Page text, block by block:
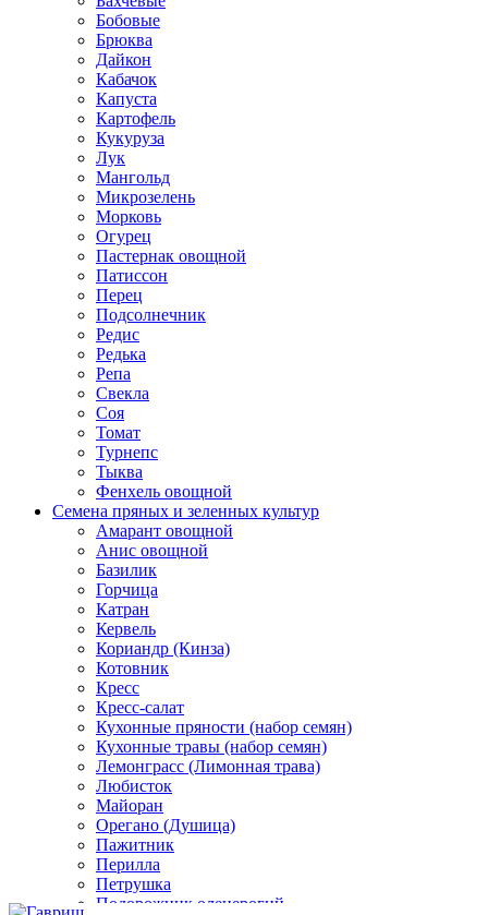
Бобовые
Брюква
Дайкон
Кабачок
Капуста
Картофель
Кукуруза
Лук
Мангольд
Микрозелень
Морковь
Огурец
Пастернак овощной
Патиссон
Перец
Подсолнечник
Редис
Редька
Репа
Свекла
Соя
Томат
Турнепс
Тыква
Фенхель овощной
Семена пряных и зеленных культур
Амарант овощной
Анис овощной
Базилик
Горчица
Катран
Кервель
Кориандр (Кинза)
Котовник
Кресс
Кресс-салат
Кухонные пряности (набор семян)
Кухонные травы (набор семян)
Лемонграсс (Лимонная трава)
Любисток
Майоран
Орегано (Душица)
Пажитник
Перилла
Петрушка
Подорожник оленерогий